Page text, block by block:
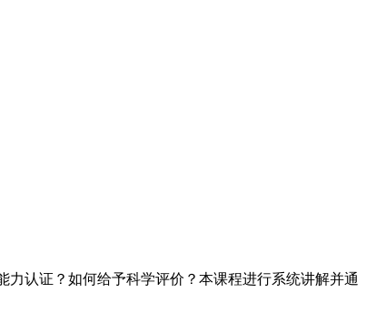
认证？如何给予科学评价？本课程进行系统讲解并通